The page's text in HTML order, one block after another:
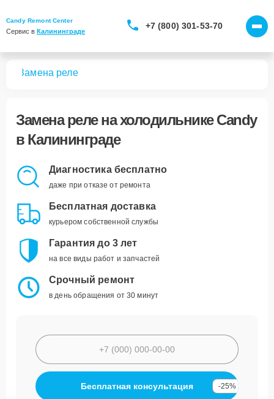
Candy Remont Center
Сервис в Калининграде
+7 (800) 301-53-70
Замена реле
Замена релена холодильнике Candy
в Калининграде
Диагностика бесплатно
даже при отказе от ремонта
Бесплатная доставка
курьером собственной службы
Гарантия до 3 лет
на все виды работ и запчастей
Срочный ремонт
в день обращения от 30 минут
Бесплатная консультация -25%